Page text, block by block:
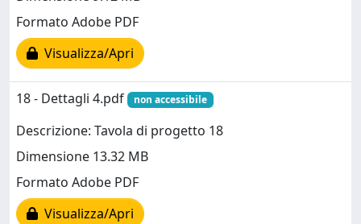
Formato Adobe PDF
Visualizza/Apri
18 - Dettagli 4.pdf non accessibile
Descrizione: Tavola di progetto 18
Dimensione 13.32 MB
Formato Adobe PDF
Visualizza/Apri